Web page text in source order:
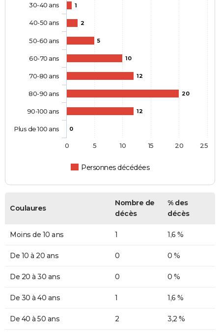
1
2
5
10
12
20
12
0
Personnes décédées
30-40 ans
40-50 ans
50-60 ans
60-70 ans
70-80 ans
80-90 ans
90-100 ans
Plus de 100 ans
0 5 10 15 20 25
Coulaures
Nombre de
décès
% des
décès
Moins de 10 ans 1 1,6 %
De 10 à 20 ans 0 0 %
De 20 à 30 ans 0 0 %
De 30 à 40 ans 1 1,6 %
De 40 à 50 ans 2 3,2 %